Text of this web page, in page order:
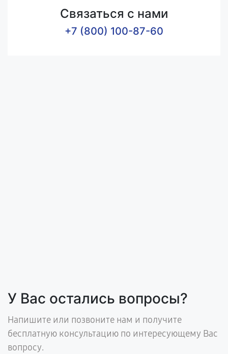
Связаться с нами
+7 (800) 100-87-60
У Вас остались вопросы?
Напишите или позвоните нам и получите
бесплатную консультацию по интересующему Вас
вопросу.